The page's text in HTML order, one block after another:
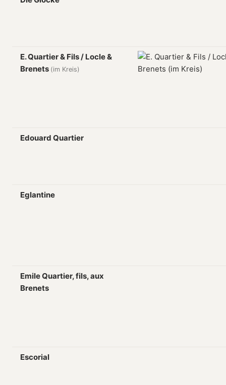
E. Quartier & Fils / Locle &
Brenets (im Kreis)
Edouard Quartier
Eglantine
Emile Quartier, fils, aux
Brenets
Escorial